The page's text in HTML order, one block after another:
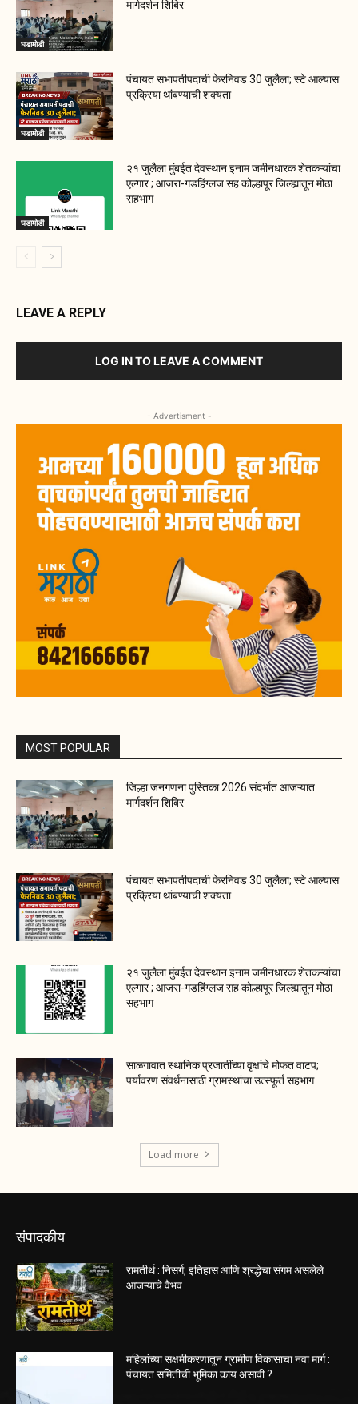
घडामोडी
मार्गदर्शन शिबिर
घडामोडी
पंचायत सभापतीपदाची फेरनिवड 30 जुलैला; स्टे आल्यास
प्रक्रिया थांबण्याची शक्यता
घडामोडी
२१ जुलैला मुंबईत देवस्थान इनाम जमीनधारक शेतकऱ्यांचा
एल्गार ; आजरा-गडहिंग्लज सह कोल्हापूर जिल्ह्यातून मोठा
सहभाग
LEAVE A REPLY
LOG IN TO LEAVE A COMMENT
- Advertisment -
MOST POPULAR
जिल्हा जनगणना पुस्तिका 2026 संदर्भात आजऱ्यात
मार्गदर्शन शिबिर
पंचायत सभापतीपदाची फेरनिवड 30 जुलैला; स्टे आल्यास
प्रक्रिया थांबण्याची शक्यता
२१ जुलैला मुंबईत देवस्थान इनाम जमीनधारक शेतकऱ्यांचा
एल्गार ; आजरा-गडहिंग्लज सह कोल्हापूर जिल्ह्यातून मोठा
सहभाग
साळगावात स्थानिक प्रजातींच्या वृक्षांचे मोफत वाटप;
पर्यावरण संवर्धनासाठी ग्रामस्थांचा उत्स्फूर्त सहभाग
Load more
संपादकीय
रामतीर्थ : निसर्ग, इतिहास आणि श्रद्धेचा संगम असलेले
आजऱ्याचे वैभव
महिलांच्या सक्षमीकरणातून ग्रामीण विकासाचा नवा मार्ग :
पंचायत समितीची भूमिका काय असावी ?